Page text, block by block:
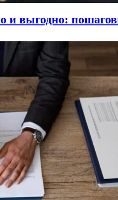
и выгодно: